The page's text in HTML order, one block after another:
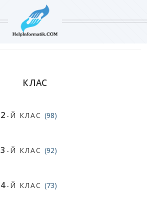
КЛАС
2 -Й КЛАС (98)
3 -Й КЛАС (92)
4-Й КЛАС (73)